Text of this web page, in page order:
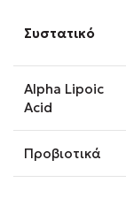
Συστατικό
Alpha Lipoic
Acid
Προβιοτικά